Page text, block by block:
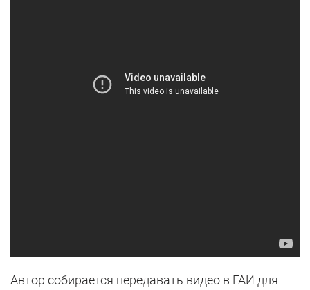
Автор собирается передавать видео в ГАИ для